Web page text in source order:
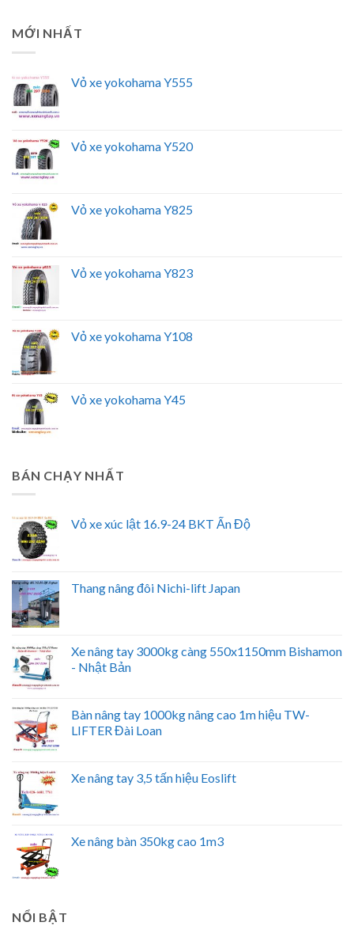
MỚI NHẤT
Vỏ xe yokohama Y555
Vỏ xe yokohama Y520
Vỏ xe yokohama Y825
Vỏ xe yokohama Y823
Vỏ xe yokohama Y108
Vỏ xe yokohama Y45
BÁN CHẠY NHẤT
Vỏ xe xúc lật 16.9-24 BKT Ấn Độ
Thang nâng đôi Nichi-lift Japan
Xe nâng tay 3000kg càng 550x1150mm Bishamon
- Nhật Bản
Bàn nâng tay 1000kg nâng cao 1m hiệu TW-
LIFTER Đài Loan
Xe nâng tay 3,5 tấn hiệu Eoslift
Xe nâng bàn 350kg cao 1m3
NỔI BẬT